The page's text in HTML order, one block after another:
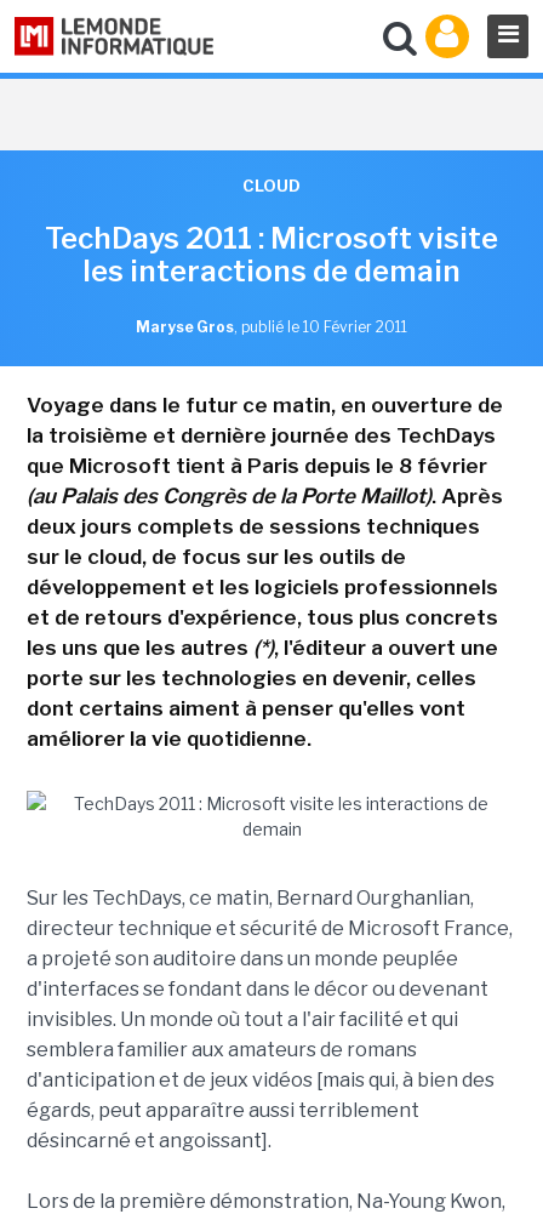
CLOUD
TechDays 2011 : Microsoft visite
les interactions de demain
Maryse Gros, publié le 10 Février 2011
Voyage dans le futur ce matin, en ouverture de
la troisième et dernière journée des TechDays
que Microsoft tient à Paris depuis le 8 février
(au Palais des Congrès de la Porte Maillot). Après
deux jours complets de sessions techniques
sur le cloud, de focus sur les outils de
développement et les logiciels professionnels
et de retours d'expérience, tous plus concrets
les uns que les autres (*), l'éditeur a ouvert une
porte sur les technologies en devenir, celles
dont certains aiment à penser qu'elles vont
améliorer la vie quotidienne.
Sur les TechDays, ce matin, Bernard Ourghanlian,
directeur technique et sécurité de Microsoft France,
a projeté son auditoire dans un monde peuplée
d'interfaces se fondant dans le décor ou devenant
invisibles. Un monde où tout a l'air facilité et qui
semblera familier aux amateurs de romans
d'anticipation et de jeux vidéos [mais qui, à bien des
égards, peut apparaître aussi terriblement
désincarné et angoissant].
Lors de la première démonstration, Na-Young Kwon,